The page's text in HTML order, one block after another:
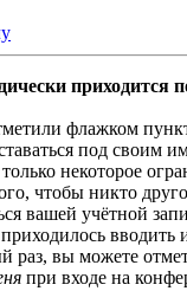
приходится
флажком
под своим
некоторое
чтобы никто
вашей учётной
вводить
раз, вы можете
при входе на